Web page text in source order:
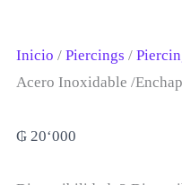
Inicio / Piercings /
Acero Inoxidable /
₲20‘000